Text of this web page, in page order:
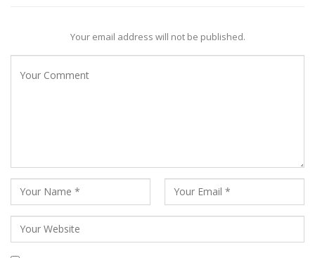
Your email address will not be published.